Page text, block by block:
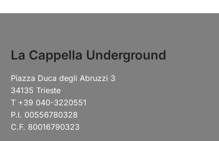
La Cappella Underground
Piazza Duca degli Abruzzi 3
34135 Trieste
T +39 040-3220551
P.I. 00556780328
C.F. 80016790323